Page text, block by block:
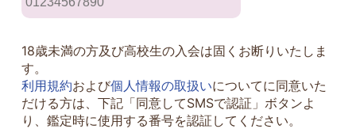
18歳未満の方及び高校生の入会は固くお断りいたしま
す。
利用規約および個人情報の取扱いについてに同意いた
だける方は、下記「同意してSMSで認証」ボタンよ
り、鑑定時に使用する番号を認証してください。